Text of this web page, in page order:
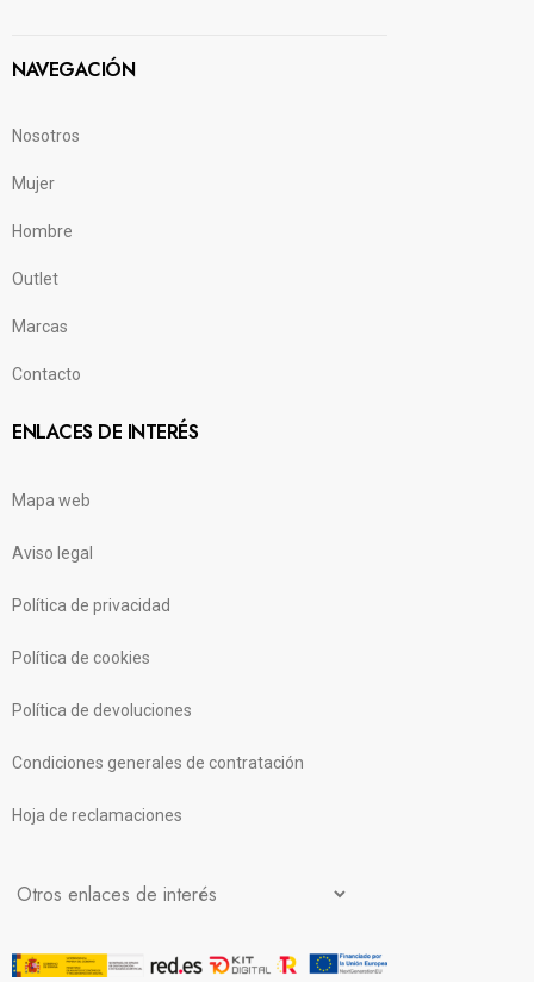
NAVEGACIÓN
Nosotros
Mujer
Hombre
Outlet
Marcas
Contacto
ENLACES DE INTERÉS
Mapa web
Aviso legal
Política de privacidad
Política de cookies
Política de devoluciones
Condiciones generales de contratación
Hoja de reclamaciones